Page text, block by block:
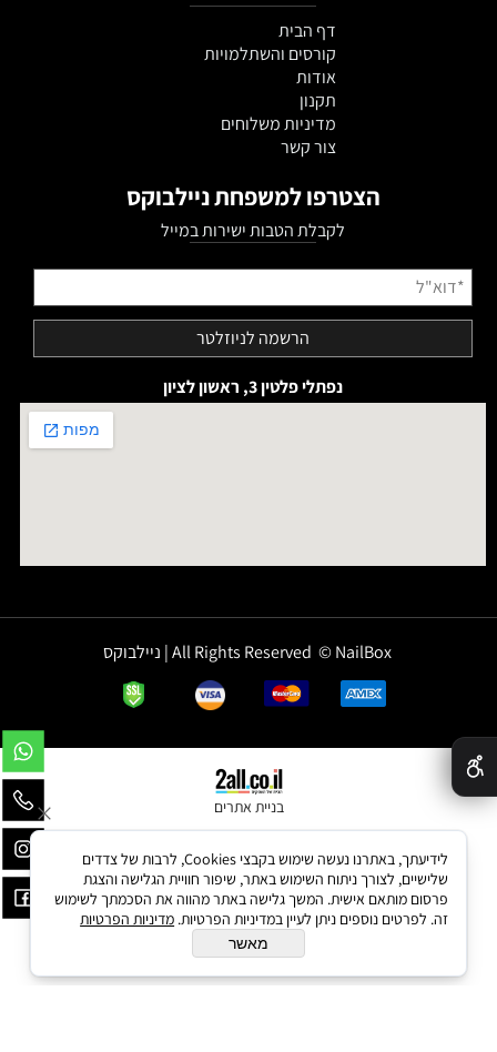
דף הבית
קורסים והשתלמויות
אודות
תקנון
מדיניות משלוחים
צור קשר
הצטרפו למשפחת ניילבוקס
לקבלת הטבות ישירות במייל
נפתלי פלטין 3, ראשון לציון
All Rights Reserved © NailBox | ניילבוקס
בניית אתרים
לידיעתך, באתרנו נעשה שימוש בקבצי Cookies, לרבות של צדדים
שלישיים, לצורך ניתוח השימוש באתר, שיפור חוויית הגלישה והצגת
פרסום מותאם אישית. המשך גלישה באתר מהווה את הסכמתך לשימוש
זה. לפרטים נוספים ניתן לעיין במדיניות הפרטיות. מדיניות הפרטיות
מאשר